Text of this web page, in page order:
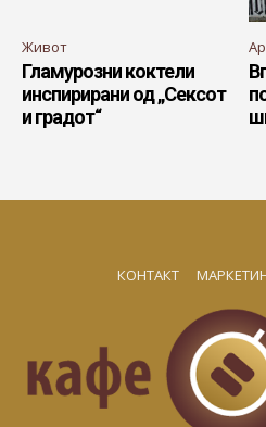
Живот
Гламурозни коктели
инспирирани од „Сексот
и градот“
КОНТАКТ